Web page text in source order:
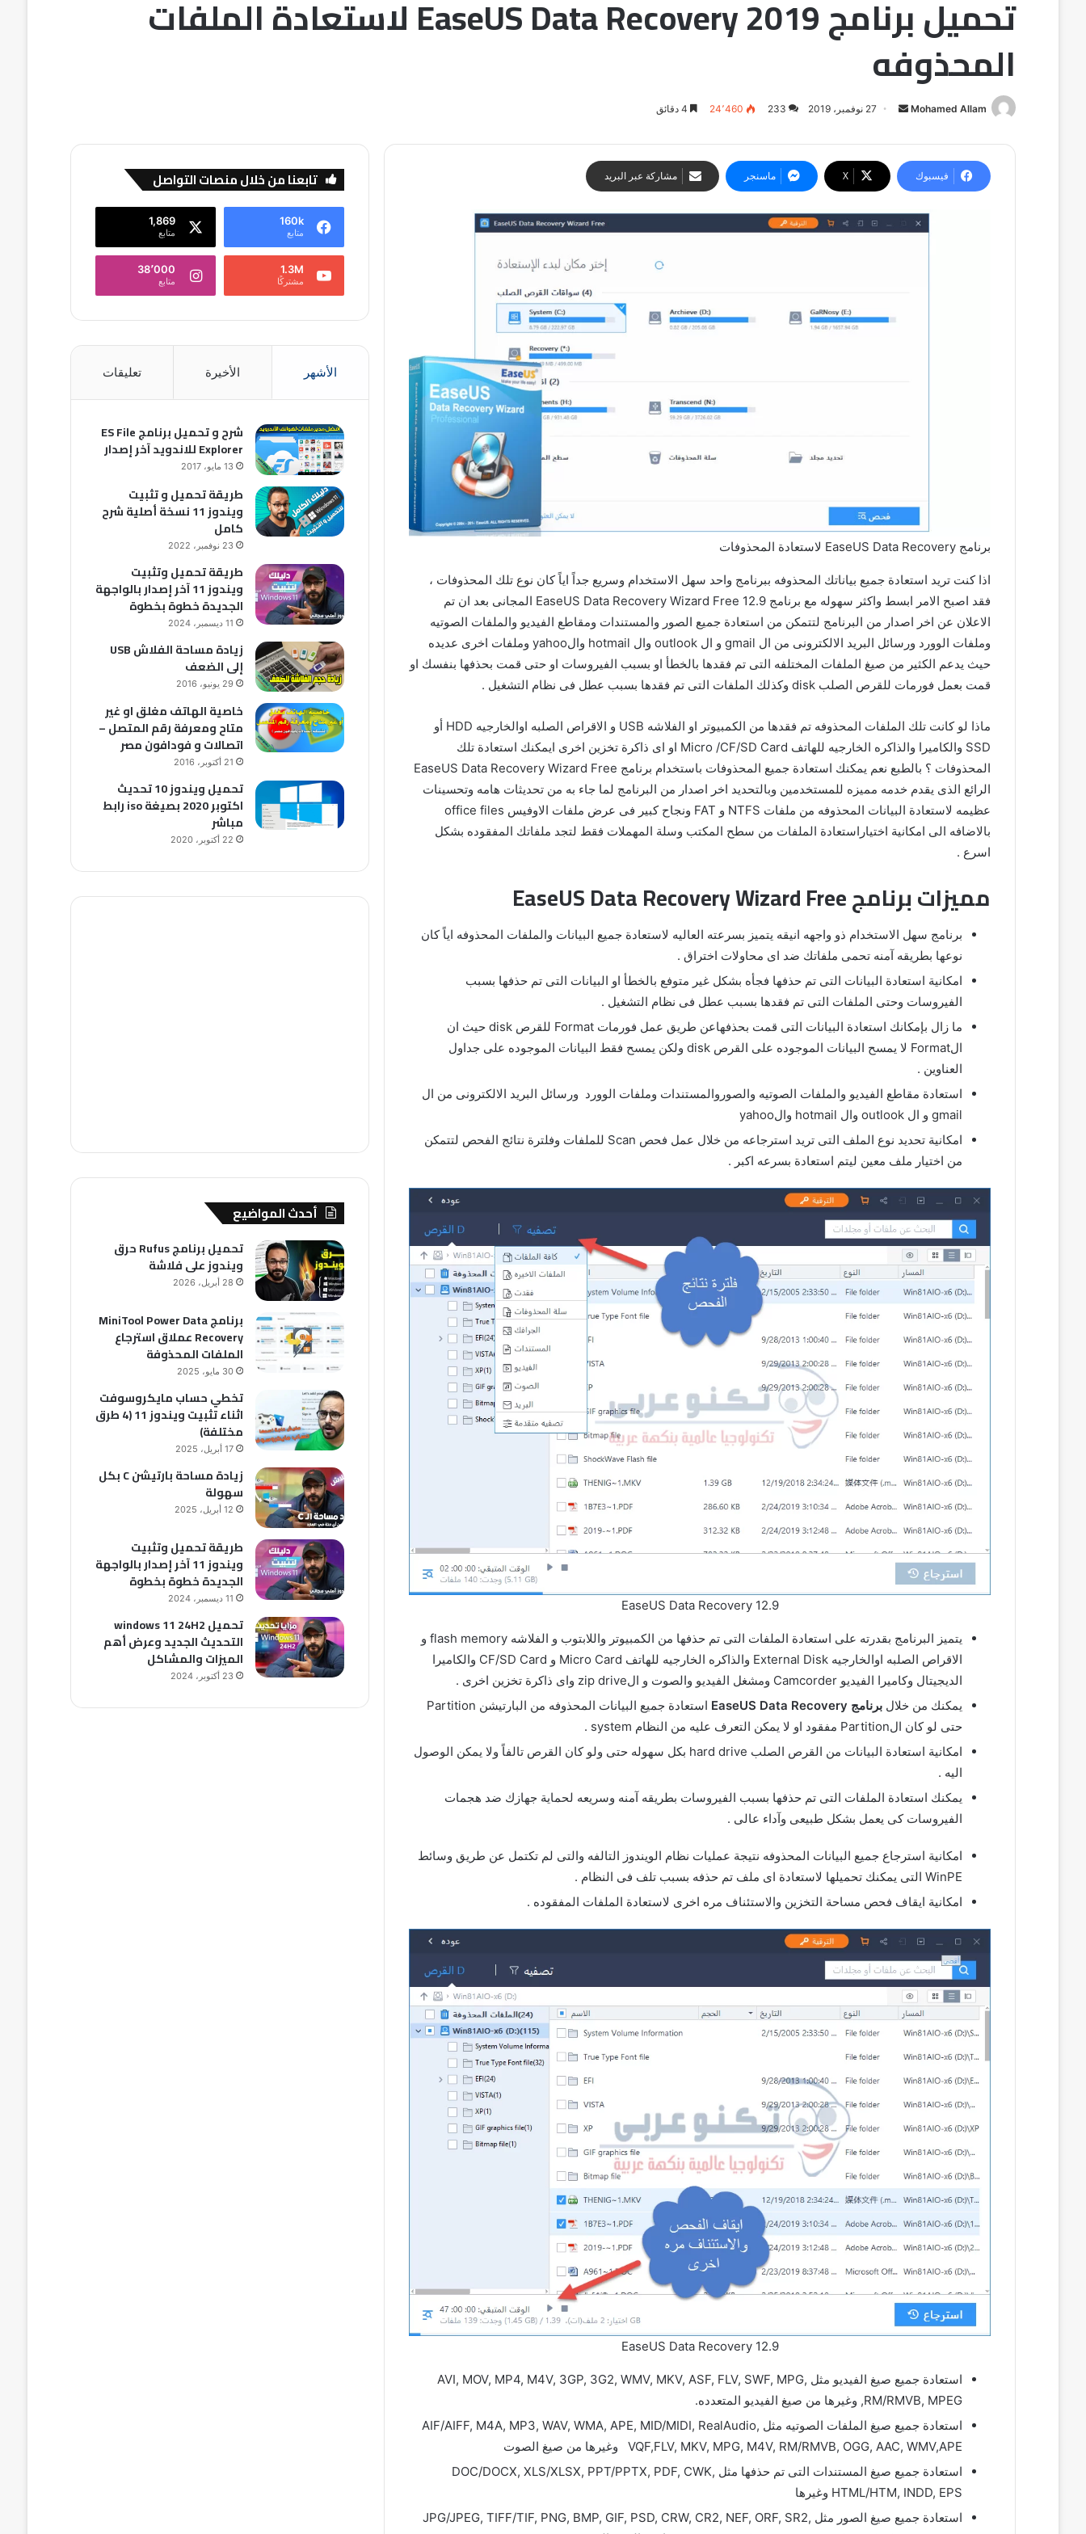
تحميل برنامج EaseUS Data Recovery 2019 لاستعادة الملفات
المحذوفه
Mohamed Allam
أرسل
إلكترونيا
27 نوفمبر، 2019 233 24٬460
فيسبوك X ماسنجر مشاركة عبر البريد
برنامج EaseUS Data Recovery لاستعادة المحذوفات
اذا كنت تريد استعادة جميع بياناتك المحذوفه ببرنامج واحد سهل الاستخدام وسريع جداً اياً كان نوع تلك المحذوفات ،
فقد اصبح الامر ابسط واكثر سهوله مع برنامج EaseUS Data Recovery Wizard Free 12.9 المجانى بعد ان تم
الاعلان عن اخر اصدار من البرنامج لتتمكن من استعادة جميع الصور والمستندات ومقاطع الفيديو والملفات الصوتيه
وملفات الوورد ورسائل البريد الالكترونى من ال gmail و ال outlook وال hotmail والyahoo وملفات اخرى عديده
حيث يدعم الكثير من صيغ الملفات المختلفه التى تم فقدها بالخطأ او بسبب الفيروسات او حتى قمت بحذفها بنفسك او
قمت بعمل فورمات للقرص الصلب disk وكذلك الملفات التى تم فقدها بسبب عطل فى نظام التشغيل .
ماذا لو كانت تلك الملفات المحذوفه تم فقدها من الكمبيوتر او الفلاشه USB و الاقراص الصلبه اوالخارجيه HDD أو
SSD والكاميرا والذاكره الخارجيه للهاتف Micro /CF/SD Card او اى ذاكرة تخزين اخرى ايمكنك استعادة تلك
المحذوفات ؟ بالطبع نعم يمكنك استعادة جميع المحذوفات باستخدام برنامج EaseUS Data Recovery Wizard Free
الرائع الذى يقدم خدمه مميزه للمستخدمين وبالتحديد اخر اصدار من البرنامج لما جاء به من تحديثات هامه وتحسينات
عظيمه لاستعادة البيانات المحذوفه من ملفات NTFS و FAT ونجاح كبير فى عرض ملفات الاوفيس office files
بالاضافه الى امكانية اختياراستعادة الملفات من سطح المكتب وسلة المهملات فقط لتجد ملفاتك المفقوده بشكل
اسرع .
مميزات برنامج EaseUS Data Recovery Wizard Free
برنامج سهل الاستخدام ذو واجهه انيقه يتميز بسرعته العاليه لاستعادة جميع البيانات والملفات المحذوفه اياً كان
نوعها بطريقه آمنه تحمى ملفاتك ضد اى محاولات اختراق .
امكانية استعادة البيانات التى تم حذفها فجأه بشكل غير متوفع بالخطأ او البيانات التى تم حذفها بسبب
الفيروسات وحتى الملفات التى تم فقدها بسبب عطل فى نظام التشغيل .
ما زال بإمكانك استعادة البيانات التى قمت بحذفهاعن طريق عمل فورمات Format للقرص disk حيث ان
الFormat لا يمسح البيانات الموجوده على القرص disk ولكن يمسح فقط البيانات الموجوده على جداول
العناوين .
استعادة مقاطع الفيديو والملفات الصوتيه والصوروالمستندات وملفات الوورد ورسائل البريد الالكترونى من ال
gmail و ال outlook وال hotmail والyahoo
امكانية تحديد نوع الملف التى تريد استرجاعه من خلال عمل فحص Scan للملفات وفلترة نتائج الفحص لتتمكن
من اختيار ملف معين ليتم استعادة بسرعه اكبر .
EaseUS Data Recovery 12.9
يتميز البرنامج بقدرته على استعادة الملفات التى تم حذفها من الكمبيوتر واللابتوب و الفلاشه flash memory و
الاقراص الصلبه اوالخارجيه External Disk والذاكره الخارجيه للهاتف Micro Card و CF/SD Card والكاميرا
الديجيتال وكاميرا الفيديو Camcorder ومشغل الفيديو والصوت و الzip drive واى ذاكرة تخزين اخرى .
يمكنك من خلال برنامج EaseUS Data Recovery
استعادة جميع البيانات المحذوفه من البارتيشن Partition
حتى لو كان الPartition مفقود او لا يمكن التعرف عليه من النظام system .
امكانية استعادة البيانات من القرص الصلب hard drive بكل سهوله حتى ولو كان القرص تالفاً ولا يمكن الوصول
اليه .
يمكنك استعادة الملفات التى تم حذفها بسبب الفيروسات بطريقه آمنه وسريعه لحماية جهازك ضد هجمات
الفيروسات كى يعمل بشكل طبيعى وآداء عالى .
امكانية استرجاع جميع البيانات المحذوفه نتيجة عمليات نظام الويندوز التالفه والتى لم تكتمل عن طريق وسائط
WinPE التى يمكنك تحميلها لاستعادة اى ملف تم حذفه بسبب تلف فى النظام .
امكانية ايقاف فحص مساحة التخزين والاستئناف مره اخرى لاستعادة الملفات المفقوده .
EaseUS Data Recovery 12.9
استعادة جميع صيغ الفيديو مثل AVI, MOV, MP4, M4V, 3GP, 3G2, WMV, MKV, ASF, FLV, SWF, MPG,
RM/RMVB, MPEG, وغيرها من صيغ الفيديو المتعدده.
استعادة جميع صيغ الملفات الصوتيه مثل AIF/AIFF, M4A, MP3, WAV, WMA, APE, MID/MIDI, RealAudio,
VQF,FLV, MKV, MPG, M4V, RM/RMVB, OGG, AAC, WMV,APE وغيرها من صيغ الصوت
استعادة جميع صيغ المستندات التى تم حذفها مثل DOC/DOCX, XLS/XLSX, PPT/PPTX, PDF, CWK,
HTML/HTM, INDD, EPS وغيرها
استعادة جميع صيغ الصور مثل JPG/JPEG, TIFF/TIF, PNG, BMP, GIF, PSD, CRW, CR2, NEF, ORF, SR2,
تابعنا من خلال منصات التواصل
160k
متابع
1,869
متابع
1.3M
مشتركًا
38٬000
متابع
الأشهر الأخيرة تعليقات
شرح و تحميل برنامج ES File
Explorer للاندويد آخر إصدار
13 مايو، 2017
طريقة تحميل و تثبيت
ويندوز 11 نسخة أصلية شرح
كامل
23 نوفمبر، 2022
طريقة تحميل وتثبيت
ويندوز 11 آخر إصدار بالواجهة
الجديدة خطوة بخطوة
11 ديسمبر، 2024
زيادة مساحة الفلاش USB
إلى الضعف
29 يونيو، 2016
خاصية الهاتف مغلق او غير
متاح ومعرفة رقم المتصل –
اتصالات و فودافون مصر
21 أكتوبر، 2016
تحميل ويندوز 10 تحديث
اكتوبر 2020 بصيغة iso رابط
مباشر
22 أكتوبر، 2020
أحدث المواضيع
تحميل برنامج Rufus حرق
ويندوز على فلاشة
28 أبريل، 2026
برنامج MiniTool Power Data
Recovery عملاق استرجاع
الملفات المحذوفة
30 مايو، 2025
تخطي حساب مايكروسوفت
اثناء تثبيت ويندوز 11 (4 طرق
مختلفة)
17 أبريل، 2025
زيادة مساحة بارتيشن C بكل
سهولة
12 أبريل، 2025
طريقة تحميل وتثبيت
ويندوز 11 آخر إصدار بالواجهة
الجديدة خطوة بخطوة
11 ديسمبر، 2024
تحميل windows 11 24H2
التحديث الجديد وعرض أهم
الميزات والمشاكل
23 أكتوبر، 2024